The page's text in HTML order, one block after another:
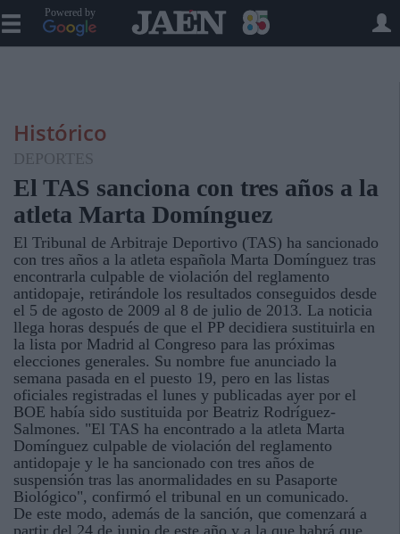
Powered by
Histórico
DEPORTES
El TAS sanciona con tres años a la
atleta Marta Domínguez
El Tribunal de Arbitraje Deportivo (TAS) ha sancionado
con tres años a la atleta española Marta Domínguez tras
encontrarla culpable de violación del reglamento
antidopaje, retirándole los resultados conseguidos desde
el 5 de agosto de 2009 al 8 de julio de 2013. La noticia
llega horas después de que el PP decidiera sustituirla en
la lista por Madrid al Congreso para las próximas
elecciones generales. Su nombre fue anunciado la
semana pasada en el puesto 19, pero en las listas
oficiales registradas el lunes y publicadas ayer por el
BOE había sido sustituida por Beatriz Rodríguez-
Salmones. "El TAS ha encontrado a la atleta Marta
Domínguez culpable de violación del reglamento
antidopaje y le ha sancionado con tres años de
suspensión tras las anormalidades en su Pasaporte
Biológico", confirmó el tribunal en un comunicado.
De este modo, además de la sanción, que comenzará a
partir del 24 de junio de este año y a la que habrá que